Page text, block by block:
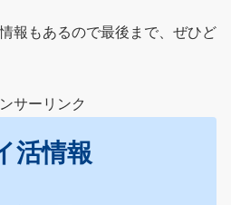
報もあるので最後まで、ぜひど
サーリンク
活情報